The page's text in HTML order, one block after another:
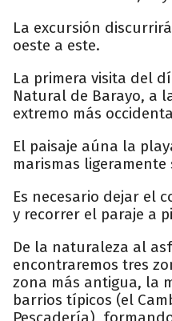
La excursión
oeste a este.
La primera visita del
Natural de Barayo, a
extremo más
El paisaje aúna la
marismas ligeramente
Es necesario dejar el
y recorrer el paraje a
De la naturaleza al
encontraremos tres
zona más antigua, la
barrios típicos (el
Pescadería),